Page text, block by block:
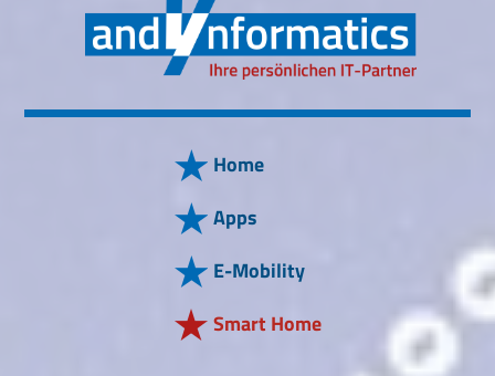
Home
Apps
E-Mobility
Smart Home